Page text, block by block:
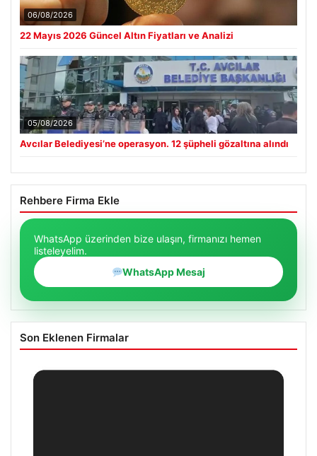
06/08/2026
22 Mayıs 2026 Güncel Altın Fiyatları ve Analizi
05/08/2026
Avcılar Belediyesi’ne operasyon. 12 şüpheli gözaltına alındı
Rehbere Firma Ekle
WhatsApp üzerinden bize ulaşın, firmanızı hemen
listeleyelim.
WhatsApp Mesaj
Son Eklenen Firmalar